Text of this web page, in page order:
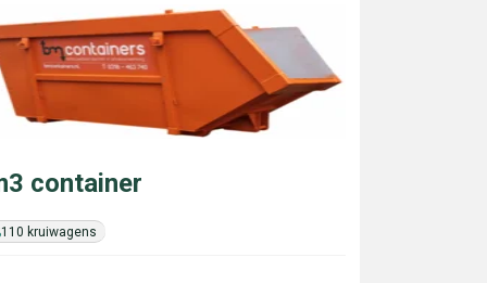
110 kruiwagens
container